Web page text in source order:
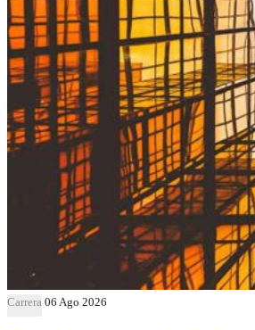
Carrera 06 Ago 2026